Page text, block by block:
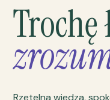
Trochę
Rzetelna wiedza,